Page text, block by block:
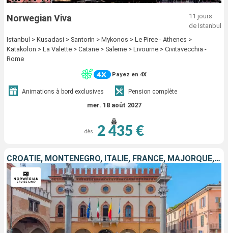
Norwegian Viva
11 jours
de Istanbul
Istanbul > Kusadasi > Santorin > Mykonos > Le Piree - Athenes >
Katakolon > La Valette > Catane > Salerne > Livourne > Civitavecchia -
Rome
Payez en 4X
Animations à bord exclusives Pension complète
mer. 18 août 2027
dès 2 435 €
CROATIE, MONTÉNÉGRO, ITALIE, FRANCE, MAJORQUE, ESPAGNE